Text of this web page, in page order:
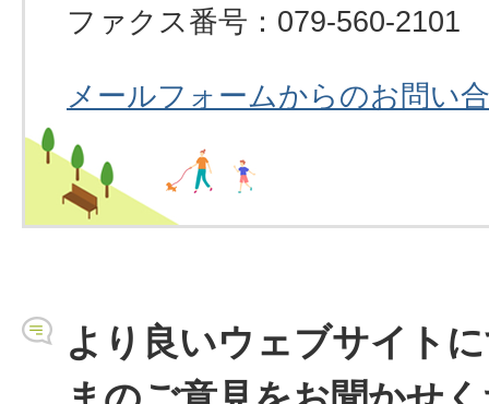
ファクス番号：079-560-2101
メールフォームからのお問い
より良いウェブサイト